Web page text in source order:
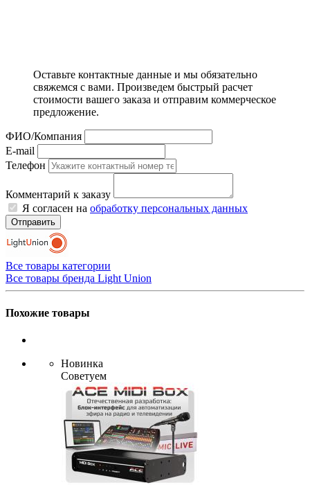
Оставьте контактные данные и мы обязательно
свяжемся с вами. Произведем быстрый расчет
стоимости вашего заказа и отправим коммерческое
предложение.
ФИО/Компания
E-mail
Телефон
Комментарий к заказу
Я согласен на обработку персональных данных
Отправить
Все товары категории
Все товары бренда Light Union
Похожие товары
Новинка
Советуем